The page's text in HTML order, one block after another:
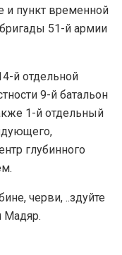
и пункт временной
51-й армии
й отдельной
9-й батальон
1-й отдельный
глубинного
черви, ..здуйте
Мадяр.